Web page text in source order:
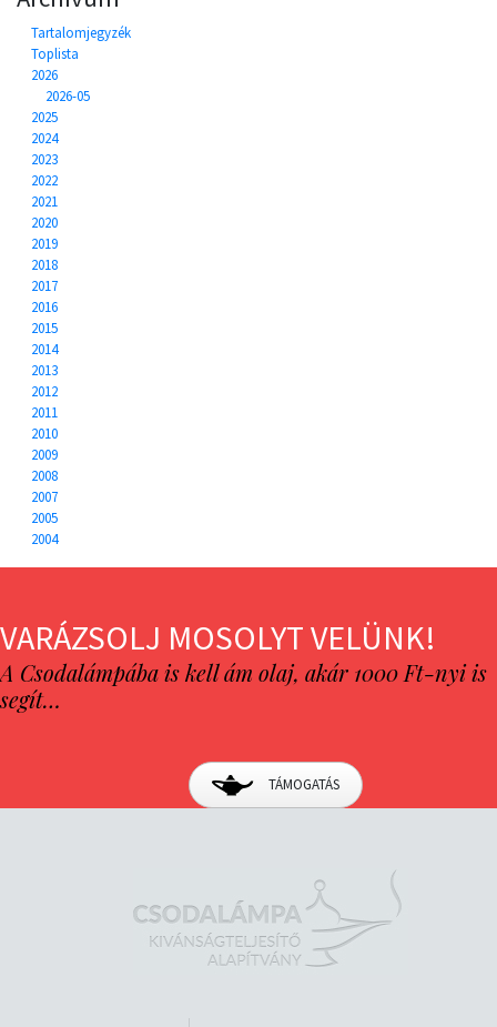
Tartalomjegyzék
Toplista
2026
2026-05
2025
2024
2023
2022
2021
2020
2019
2018
2017
2016
2015
2014
2013
2012
2011
2010
2009
2008
2007
2005
2004
VARÁZSOLJ MOSOLYT VELÜNK!
A Csodalámpába is kell ám olaj, akár 1000 Ft-nyi is
segít…
TÁMOGATÁS